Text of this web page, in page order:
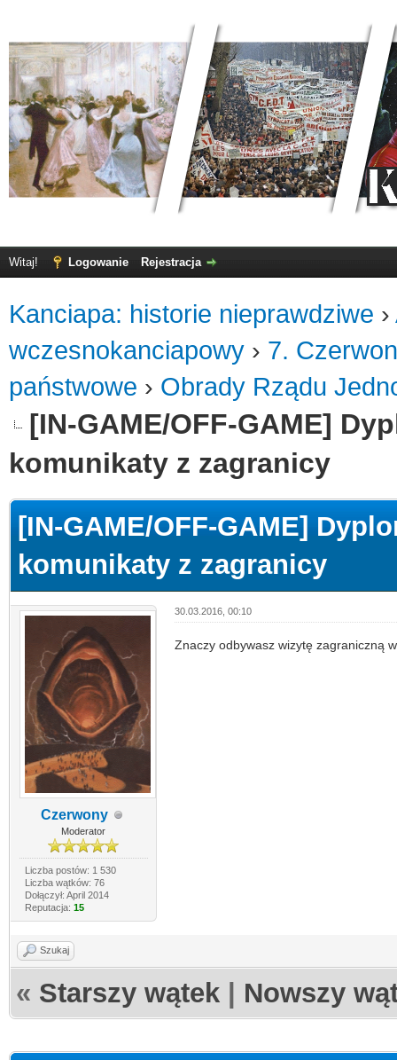
Witaj! Logowanie Rejestracja
Kanciapa: historie nieprawdziwe ›
wczesnokanciapowy › 7.
państwowe › Obrady Rządu
[IN-GAME/OFF-GAME]
komunikaty z zagranicy
[IN-GAME/OFF-GAME]
komunikaty z zagranicy
Czerwony
Moderator
Liczba postów: 1 530
Liczba wątków: 76
Dołączył: April 2014
Reputacja: 15
30.03.2016, 00:10
Znaczy odbywasz wizytę zagraniczną
Szukaj
« Starszy wątek Nowszy